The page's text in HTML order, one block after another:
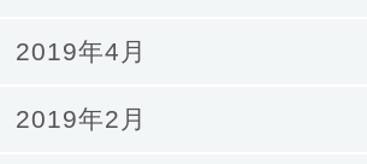
2019年4月
2019年2月